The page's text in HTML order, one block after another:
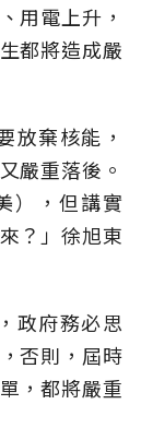
用電上升，
都將造成嚴
放棄核能，
嚴重落後。
），但講實
？」徐旭東
政府務必思
否則，屆時
，都將嚴重